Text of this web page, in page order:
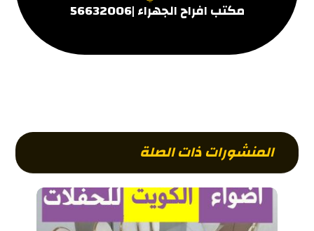
مكتب افراح الجهراء |56632006
المنشورات ذات الصلة